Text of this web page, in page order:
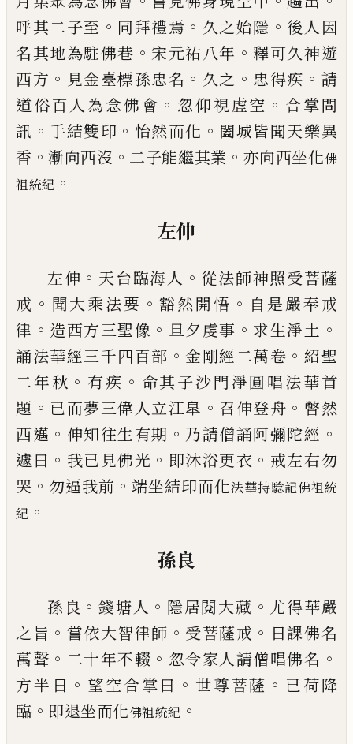
呼其二子至 。 同拜禮焉 。 久之始隱 。 後人因
名其地為駐佛巷 。 宋元祐八年 。釋可久神遊
西方 。 見金臺標孫忠名 。 久之 。 忠得疾 。 請
道俗百人為念佛會 。 忽仰視虗空 。 合掌問
訊 。 手結雙印 。 怡然而化 。 闔城皆聞天樂異
香 。漸向西沒 。 二子能繼其業 。 亦向西坐化佛
祖統紀 。
左伸
左伸 。 天台臨海人 。 從法師神照受菩薩
戒 。 聞大乘法要 。豁然開悟 。 自是嚴奉戒
律 。 造西方三聖像 。 旦夕虔事 。 求生淨土 。
誦法華經三千四百部 。 金剛經二萬卷 。 紹聖
二年秋 。 有疾 。 命其子沙門淨圓唱法華首
題 。 已而夢三偉人立江臯 。 召伸登舟 。 瞥然
西邁 。 伸知往生有期 。 乃請僧誦阿彌陀經 。
遽曰 。 我已 見佛光 。 即沐浴更衣 。 戒左右勿
哭 。 勿逼我前 。 端坐結印而化法華持騐記佛祖統
紀 。
孫良
孫良 。錢塘人 。 隱居閱大藏 。 尤得華嚴
之旨 。 嘗依大智律師 。 受菩薩戒 。 日課佛名
萬聲 。 二十年不輟 。 忽令家人請僧唱佛名 。
方半日 。 望空合掌曰 。 世尊菩薩 。 已荷降
臨 。 即退坐而化佛祖統紀 。